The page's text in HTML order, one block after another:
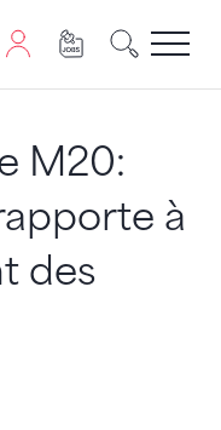
JavaScript benötigt.
M20:
à
des